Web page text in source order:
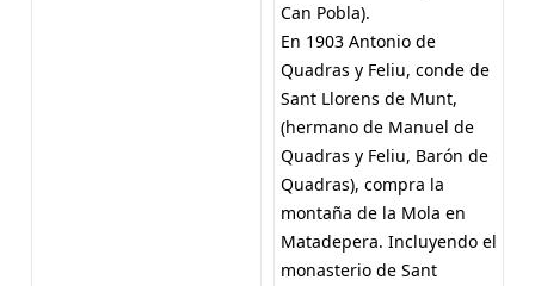
Can Pobla).
En 1903 Antonio de
Quadras y Feliu, conde de
Sant Llorens de Munt,
(hermano de Manuel de
Quadras y Feliu, Barón de
Quadras), compra la
montaña de la Mola en
Matadepera. Incluyendo el
monasterio de Sant